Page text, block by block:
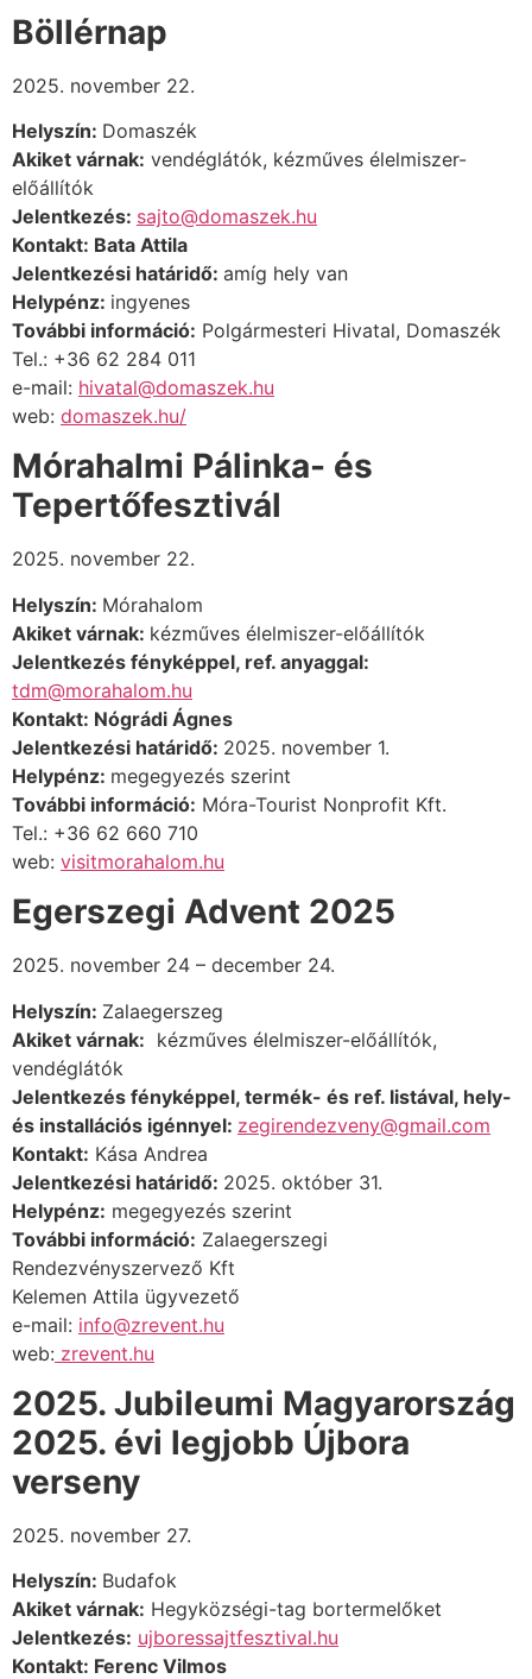
Böllérnap
2025. november 22.
Helyszín: Domaszék
Akiket várnak: vendéglátók, kézműves élelmiszer-
előállítók
Jelentkezés: sajto@domaszek.hu
Kontakt: Bata Attila
Jelentkezési határidő: amíg hely van
Helypénz: ingyenes
További információ: Polgármesteri Hivatal, Domaszék
Tel.: +36 62 284 011
e-mail: hivatal@domaszek.hu
web: domaszek.hu/
Mórahalmi Pálinka- és
Tepertőfesztivál
2025. november 22.
Helyszín: Mórahalom
Akiket várnak: kézműves élelmiszer-előállítók
Jelentkezés fényképpel, ref. anyaggal:
tdm@morahalom.hu
Kontakt: Nógrádi Ágnes
Jelentkezési határidő: 2025. november 1.
Helypénz: megegyezés szerint
További információ: Móra-Tourist Nonprofit Kft.
Tel.: +36 62 660 710
web: visitmorahalom.hu
Egerszegi Advent 2025
2025. november 24 – december 24.
Helyszín: Zalaegerszeg
Akiket várnak: kézműves élelmiszer-előállítók,
vendéglátók
Jelentkezés fényképpel, termék- és ref. listával, hely-
és installációs igénnyel: zegirendezveny@gmail.com
Kontakt: Kása Andrea
Jelentkezési határidő: 2025. október 31.
Helypénz: megegyezés szerint
További információ: Zalaegerszegi
Rendezvényszervező Kft
Kelemen Attila ügyvezető
e-mail: info@zrevent.hu
web: zrevent.hu
2025. Jubileumi Magyarország
2025. évi legjobb Újbora
verseny
2025. november 27.
Helyszín: Budafok
Akiket várnak: Hegyközségi-tag bortermelőket
Jelentkezés: ujboressajtfesztival.hu
Kontakt: Ferenc Vilmos